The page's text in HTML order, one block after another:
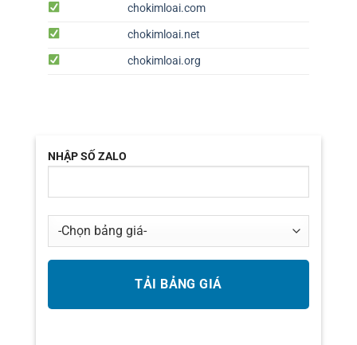
chokimloai.com
chokimloai.net
chokimloai.org
NHẬP SỐ ZALO